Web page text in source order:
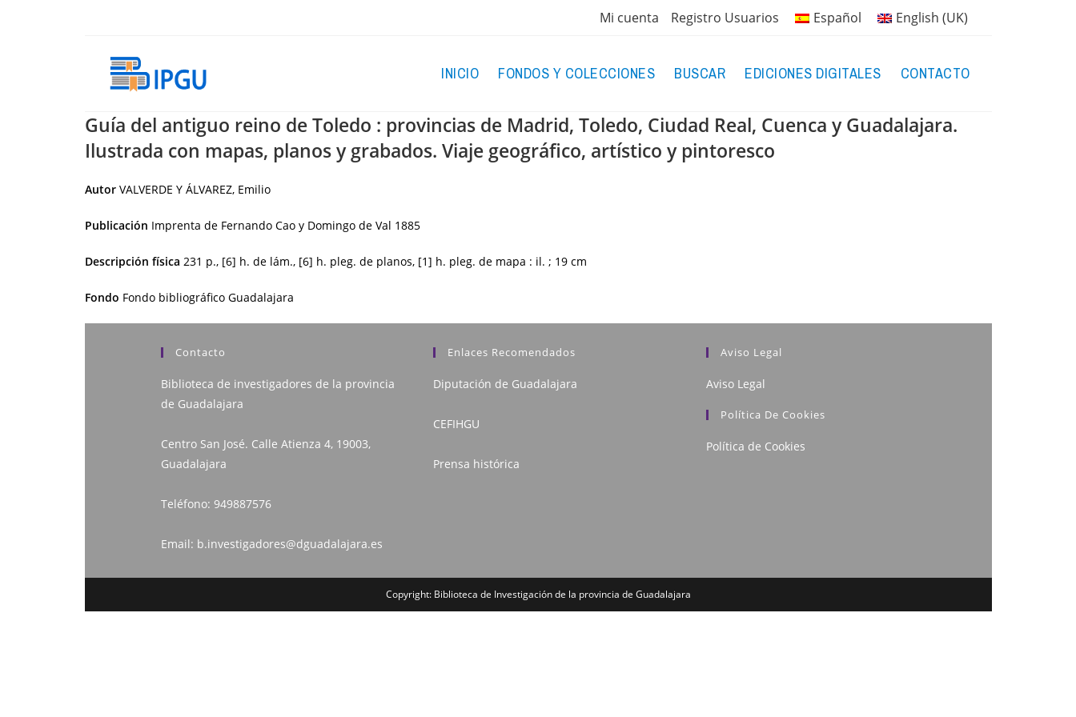
Mi cuenta Registro Usuarios Español English (UK)
INICIO FONDOS Y COLECCIONES BUSCAR EDICIONES DIGITALES CONTACTO
Guía del antiguo reino de Toledo : provincias de Madrid, Toledo, Ciudad Real, Cuenca y Guadalajara.
Ilustrada con mapas, planos y grabados. Viaje geográfico, artístico y pintoresco
Autor VALVERDE Y ÁLVAREZ, Emilio
Publicación Imprenta de Fernando Cao y Domingo de Val 1885
Descripción física 231 p., [6] h. de lám., [6] h. pleg. de planos, [1] h. pleg. de mapa : il. ; 19 cm
Fondo Fondo bibliográfico Guadalajara
Contacto
Biblioteca de investigadores de la provincia
de Guadalajara
Centro San José. Calle Atienza 4, 19003,
Guadalajara
Teléfono: 949887576
Email: b.investigadores@dguadalajara.es
Enlaces Recomendados
Diputación de Guadalajara
CEFIHGU
Prensa histórica
Aviso Legal
Aviso Legal
Política De Cookies
Política de Cookies
Copyright: Biblioteca de Investigación de la provincia de Guadalajara